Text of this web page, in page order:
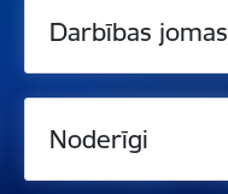
Darbības jomas
Noderīgi